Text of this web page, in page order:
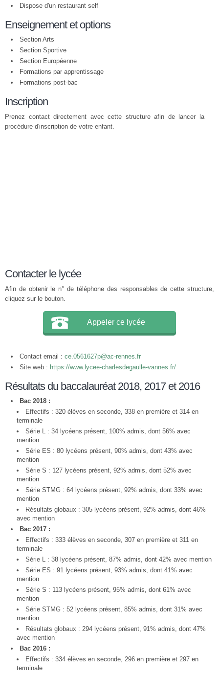
Dispose d'un restaurant self
Enseignement et options
Section Arts
Section Sportive
Section Européenne
Formations par apprentissage
Formations post-bac
Inscription
Prenez contact directement avec cette structure afin de lancer la
procédure d'inscription de votre enfant.
Contacter le lycée
Afin de obtenir le n° de téléphone des responsables de cette structure,
cliquez sur le bouton.
Appeler ce lycée
Contact email : ce.0561627p@ac-rennes.fr
Site web : https://www.lycee-charlesdegaulle-vannes.fr/
Résultats du baccalauréat 2018, 2017 et 2016
Bac 2018 :
Effectifs : 320 élèves en seconde, 338 en première et 314 en
terminale
Série L : 34 lycéens présent, 100% admis, dont 56% avec
mention
Série ES : 80 lycéens présent, 90% admis, dont 43% avec
mention
Série S : 127 lycéens présent, 92% admis, dont 52% avec
mention
Série STMG : 64 lycéens présent, 92% admis, dont 33% avec
mention
Résultats globaux : 305 lycéens présent, 92% admis, dont 46%
avec mention
Bac 2017 :
Effectifs : 333 élèves en seconde, 307 en première et 311 en
terminale
Série L : 38 lycéens présent, 87% admis, dont 42% avec mention
Série ES : 91 lycéens présent, 93% admis, dont 41% avec
mention
Série S : 113 lycéens présent, 95% admis, dont 61% avec
mention
Série STMG : 52 lycéens présent, 85% admis, dont 31% avec
mention
Résultats globaux : 294 lycéens présent, 91% admis, dont 47%
avec mention
Bac 2016 :
Effectifs : 334 élèves en seconde, 296 en première et 297 en
terminale